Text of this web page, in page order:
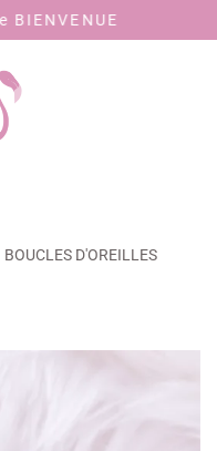
BOUCLES D'OREILLES